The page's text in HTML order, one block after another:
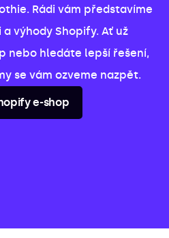
Rádi vám představíme
výhody Shopify. Ať už
nebo hledáte lepší řešení,
se vám ozveme nazpět.
e-shop